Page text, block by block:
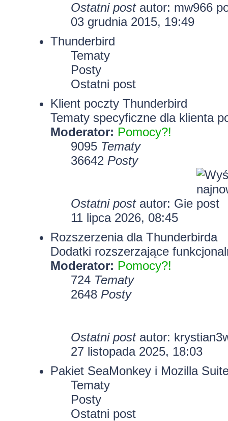
Ostatni postautor: mw966
03 grudnia 2015, 19:49
Thunderbird
Tematy
Posty
Ostatni post
Klient poczty Thunderbird
Tematy specyficzne dla klienta
Moderator: Pomocy?!
9095 Tematy
36642 Posty
Ostatni postautor: Gie
11 lipca 2026, 08:45
Rozszerzenia dla Thunderbirda
Dodatki rozszerzające
Moderator: Pomocy?!
724 Tematy
2648 Posty
Ostatni postautor:
27 listopada 2025, 18:03
Pakiet SeaMonkey i Mozilla
Tematy
Posty
Ostatni post